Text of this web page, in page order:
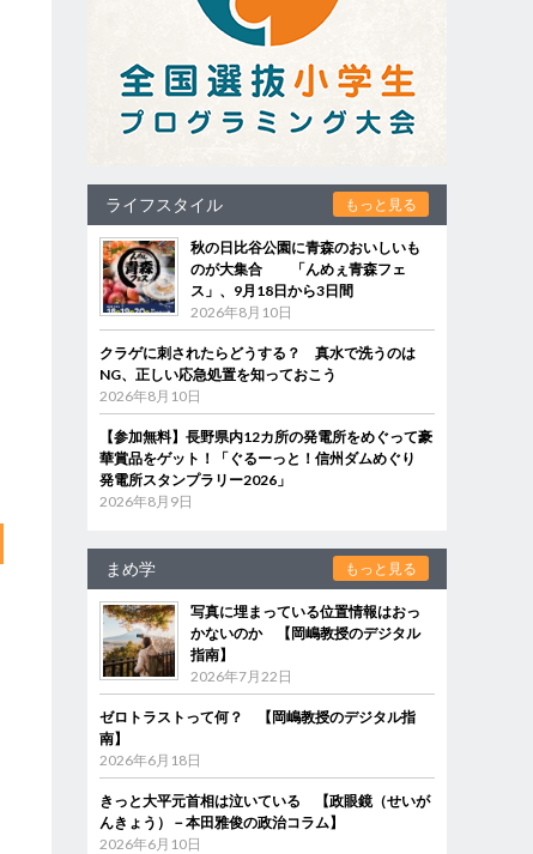
ライフスタイル もっと見る
秋の日比谷公園に青森のおいしいも
のが大集合 「んめぇ青森フェ
ス」、9月18日から3日間
2026年8月10日
クラゲに刺されたらどうする？ 真水で洗うのは
NG、正しい応急処置を知っておこう
2026年8月10日
【参加無料】長野県内12カ所の発電所をめぐって豪
華賞品をゲット！「ぐるーっと！信州ダムめぐり
発電所スタンプラリー2026」
2026年8月9日
まめ学 もっと見る
写真に埋まっている位置情報はおっ
かないのか 【岡嶋教授のデジタル
指南】
2026年7月22日
ゼロトラストって何？ 【岡嶋教授のデジタル指
南】
2026年6月18日
きっと大平元首相は泣いている 【政眼鏡（せいが
んきょう）－本田雅俊の政治コラム】
2026年6月10日